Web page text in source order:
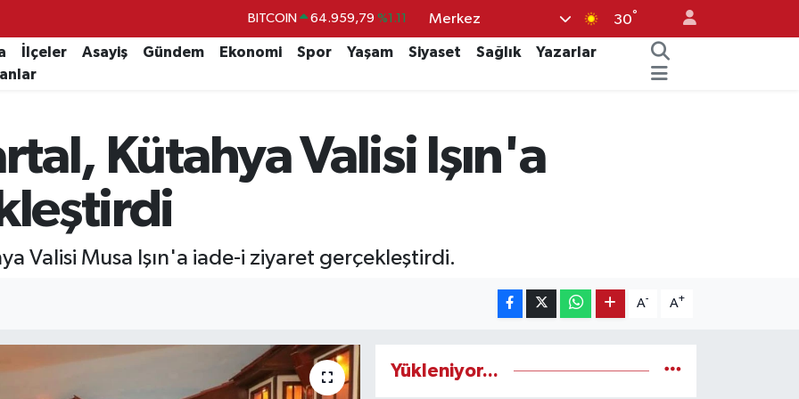
BITCOIN 64.959,79 %1.11
DOLAR 47,7436 %0.18
GRAM ALTIN 6660.55 %0.03
Merkez 30°
İlçeler Asayiş Gündem Ekonomi Spor Yaşam Siyaset Sağlık
Yazarlar
Kütahya Valisi Işın'a
Valisi Musa Işın'a iade-i ziyaret gerçekleştirdi.
A- A+
Yükleniyor...